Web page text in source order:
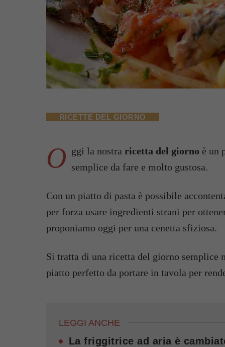
RICETTE DEL GIORNO
O ggi la nostra ricetta del giorno è un
semplice da fare e molto gustosa.
Con un piatto di pasta è possibile
per forza usare ingredienti strani per
proponiamo oggi per una cenetta sfiziosa.
Si tratta di una ricetta del giorno semplice
piatto perfetto da portare in tavola per
LEGGI ANCHE
La friggitrice ad aria è